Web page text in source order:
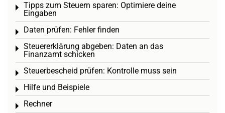
Tipps zum Steuern sparen: Optimiere deine
Eingaben
Toggle menu
Daten prüfen: Fehler finden
Toggle menu
Steuererklärung abgeben: Daten an das
Finanzamt schicken
Toggle menu
Steuerbescheid prüfen: Kontrolle muss sein
Toggle menu
Hilfe und Beispiele
Toggle menu
Rechner
Toggle menu